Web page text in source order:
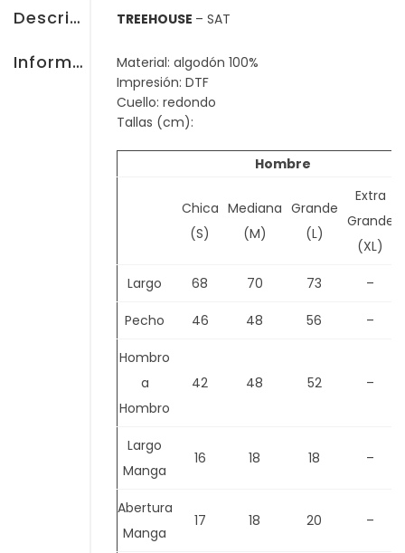
Descripción
Información adicional
TREEHOUSE – SAT
Material: algodón 100%
Impresión: DTF
Cuello: redondo
Tallas (cm):
Hombre
Chica
(S)
Mediana
(M)
Grande
(L)
Extra
Grande
(XL)
Largo 68 70 73 –
Pecho 46 48 56 –
Hombro
a
Hombro
42 48 52 –
Largo
Manga
16 18 18 –
Abertura
Manga
17 18 20 –